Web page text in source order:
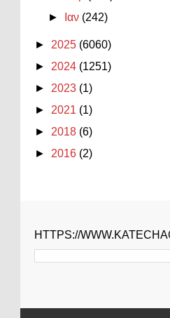
►
Ιαν (242)
► 2025 (6060)
► 2024 (1251)
► 2023 (1)
► 2021 (1)
► 2018 (6)
► 2016 (2)
HTTPS://